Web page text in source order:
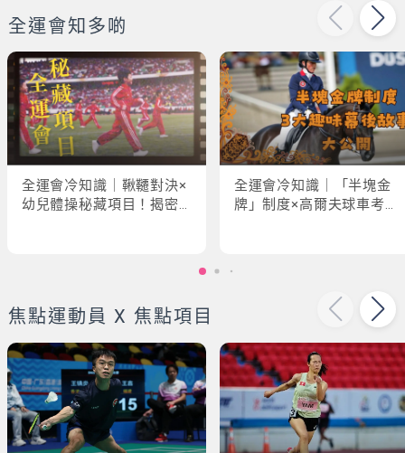
全運會知多啲
全運會冷知識｜鞦韆對決×
幼兒體操秘藏項目！揭密
全運會冷知識｜「半塊金
牌」制度×高爾夫球車考牌
焦點運動員 X 焦點項目